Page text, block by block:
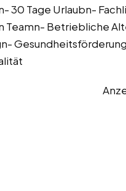
30 Tage Urlaubn-
Teamn- Betriebliche